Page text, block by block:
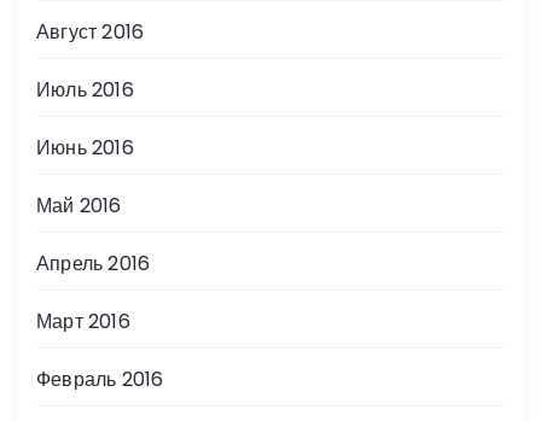
Август 2016
Июль 2016
Июнь 2016
Май 2016
Апрель 2016
Март 2016
Февраль 2016